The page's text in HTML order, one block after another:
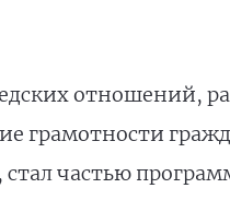
отношений,
грамотности
частью